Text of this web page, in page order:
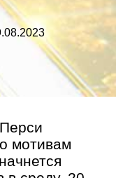
мотивам